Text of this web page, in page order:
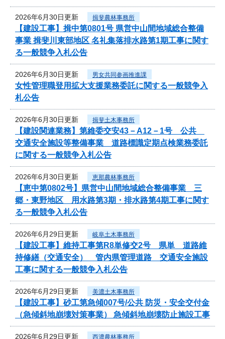
2026年6月30日更新 揖斐農林事務所
【建設工事】揖中第0801号 県営中山間地域総合整備
事業 揖斐川東部地区 名礼集落排水路第1期工事に関す
る一般競争入札公告
2026年6月30日更新 男女共同参画推進課
女性管理職登用拡大支援業務委託に関する一般競争入
札公告
2026年6月30日更新 揖斐土木事務所
【建設関連業務】第維委交安43－A12－1号 公共
交通安全施設等整備事業 道路標識定期点検業務委託
に関する一般競争入札公告
2026年6月30日更新 恵那農林事務所
【恵中第0802号】県営中山間地域総合整備事業 三
郷・東野地区 用水路第3期・排水路第4期工事に関す
る一般競争入札公告
2026年6月29日更新 岐阜土木事務所
【建設工事】維持工事第R8単修交2号 県単 道路維
持修繕（交通安全） 管内県管理道路 交通安全施設
工事に関する一般競争入札公告
2026年6月29日更新 美濃土木事務所
【建設工事】砂工第急傾007号/公共 防災・安全交付金
（急傾斜地崩壊対策事業） 急傾斜地崩壊防止施設工事
2026年6月29日更新 西濃農林事務所